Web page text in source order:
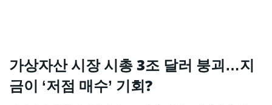
가상자산 시장 시총 3조 달러 붕괴…지
금이 ‘저점 매수’ 기회?